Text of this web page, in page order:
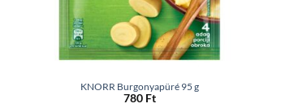
KNORR Burgonyapüré 95 g
780 Ft